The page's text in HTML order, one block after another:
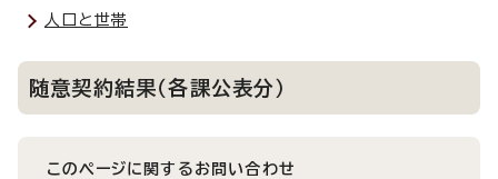
人口と世帯
随意契約結果（各課公表分）
このページに関する お問い合わせ